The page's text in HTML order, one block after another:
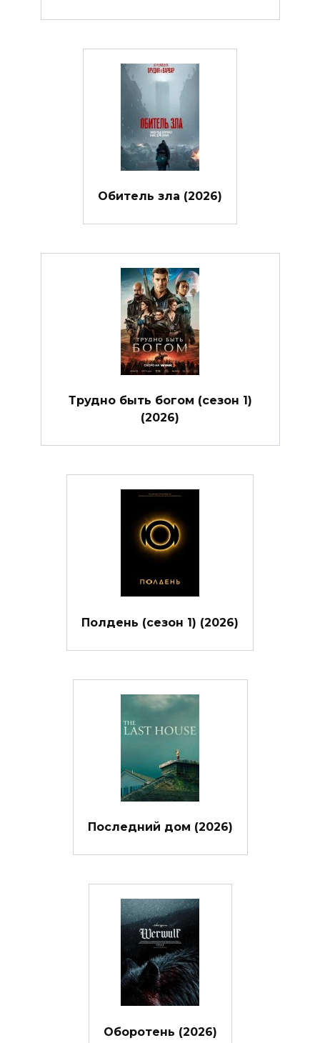
Обитель зла (2026)
Трудно быть богом (сезон 1)
(2026)
Полдень (сезон 1) (2026)
Последний дом (2026)
Оборотень (2026)